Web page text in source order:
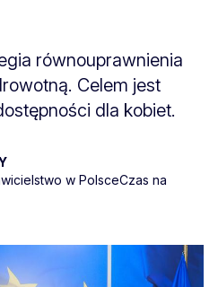
równouprawnienia
Celem jest
dla kobiet.
w PolsceCzas na